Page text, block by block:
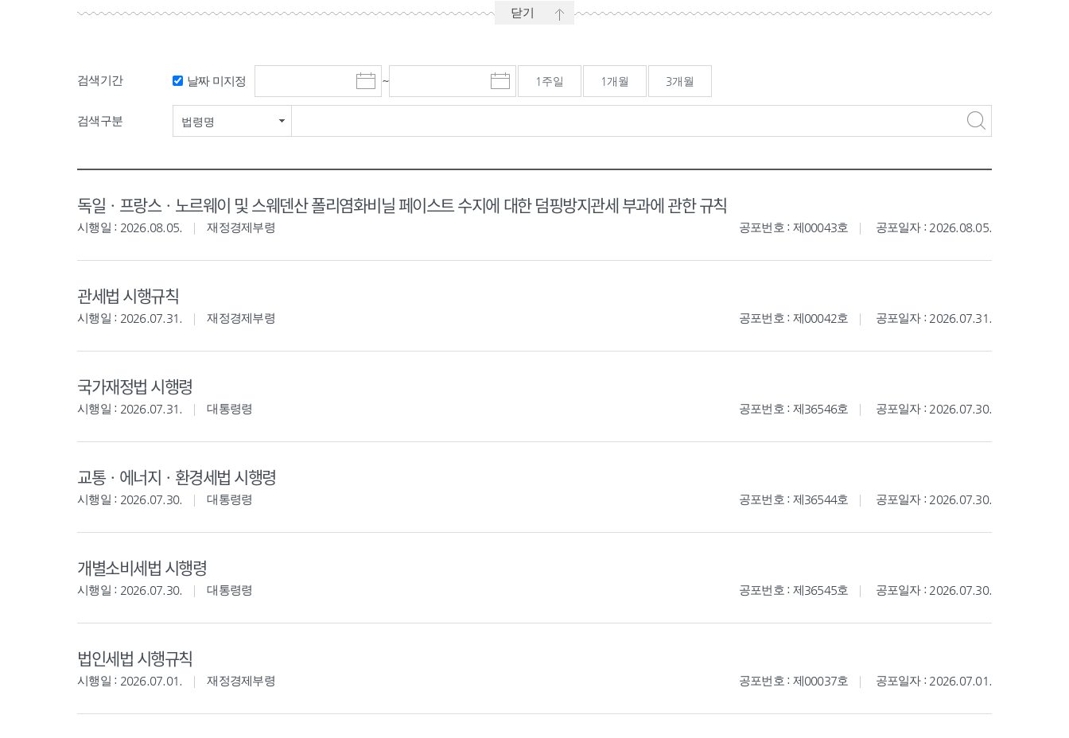
닫기
검색기간 날짜 미지정
시
작
~
마
감
1주일 1개월 3개월
검색구분 법령명
독일ㆍ프랑스ㆍ노르웨이 및 스웨덴산 폴리염화비닐 페이스트 수지에 대한 덤핑방지관세 부과에 관한 규칙
시행일 : 2026.08.05. 재정경제부령 공포번호 : 제00043호 공포일자 : 2026.08.05.
관세법 시행규칙
시행일 : 2026.07.31. 재정경제부령 공포번호 : 제00042호 공포일자 : 2026.07.31.
국가재정법 시행령
시행일 : 2026.07.31. 대통령령 공포번호 : 제36546호 공포일자 : 2026.07.30.
교통ㆍ에너지ㆍ환경세법 시행령
시행일 : 2026.07.30. 대통령령 공포번호 : 제36544호 공포일자 : 2026.07.30.
개별소비세법 시행령
시행일 : 2026.07.30. 대통령령 공포번호 : 제36545호 공포일자 : 2026.07.30.
법인세법 시행규칙
시행일 : 2026.07.01. 재정경제부령 공포번호 : 제00037호 공포일자 : 2026.07.01.